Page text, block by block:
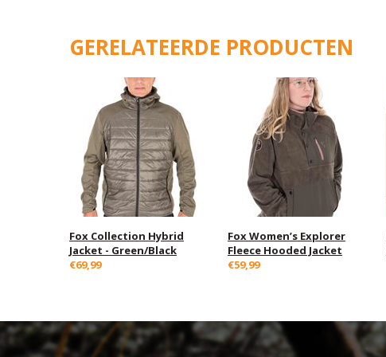
GERELATEERDE PRODUCTEN
Fox Collection Hybrid
Jacket - Green/Black
€69,99
Fox Women’s Explorer
Fleece Hooded Jacket
€59,99